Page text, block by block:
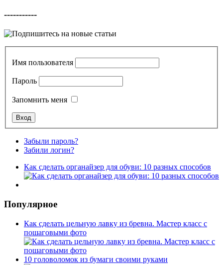
-----------
Имя пользователя
Пароль
Запомнить меня
Забыли пароль?
Забили логин?
Как сделать органайзер для обуви: 10 разных способов
Популярное
Как сделать цельную лавку из бревна. Мастер класс с
пошаговыми фото
10 головоломок из бумаги своими руками